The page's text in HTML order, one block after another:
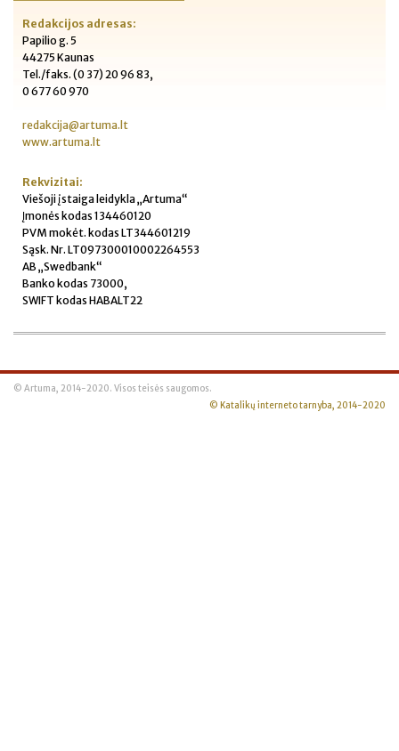
Redakcijos adresas:
Papilio g. 5
44275 Kaunas
Tel./faks. (0 37) 20 96 83,
0 677 60 970
redakcija@artuma.lt
www.artuma.lt
Rekvizitai:
Viešoji įstaiga leidykla „Artuma“
Įmonės kodas 134460120
PVM mokėt. kodas LT344601219
Sąsk. Nr. LT097300010002264553
AB „Swedbank“
Banko kodas 73000,
SWIFT kodas HABALT22
© Artuma, 2014-2020. Visos teisės saugomos.
© Katalikų interneto tarnyba, 2014-2020